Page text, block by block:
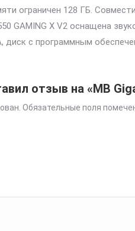
ограничен 128 ГБ.
GAMING X V2 оснащена
диск с программным
отзыв на «MB
Обязательные поля